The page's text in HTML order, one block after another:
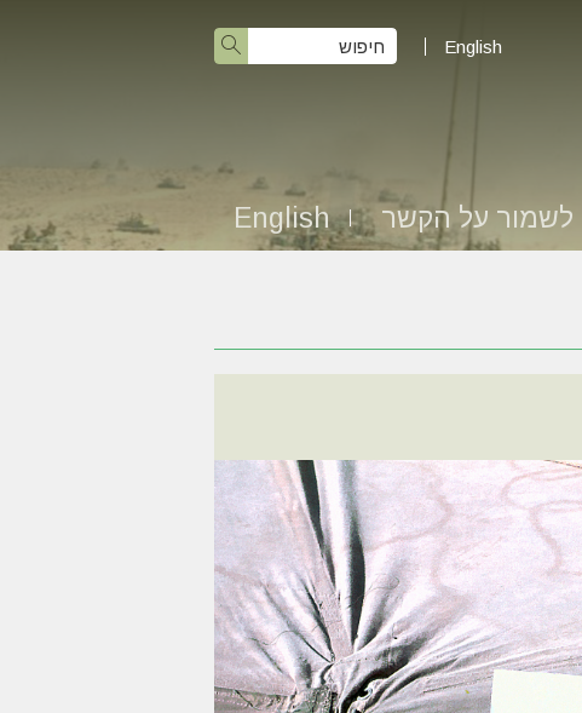
English
לשמור על הקשר English